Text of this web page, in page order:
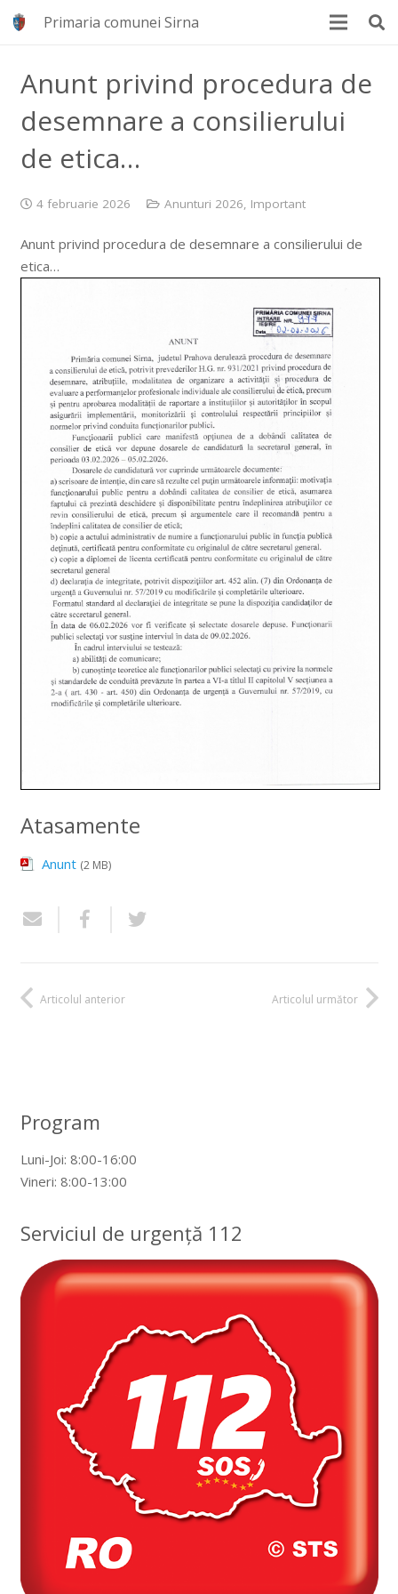
Primaria comunei Sirna
Anunt privind procedura de
desemnare a consilierului
de etica…
4 februarie 2026 Anunturi 2026 Important
Anunt privind procedura de desemnare a consilierului de
etica…
Atasamente
Anunt (2 MB)
Articolul anterior Articolul următor
Program
Luni-Joi: 8:00-16:00
Vineri: 8:00-13:00
Serviciul de urgență 112